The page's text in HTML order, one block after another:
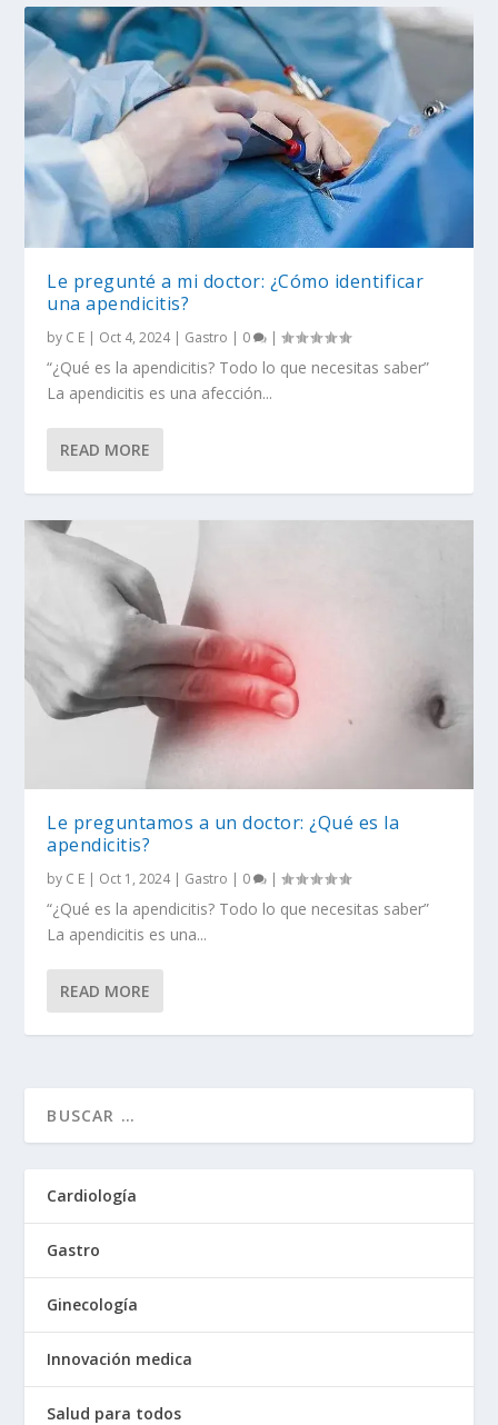
Le preguntamos a un doctor: ¿Qué es la
apendicitis...
Le pregunté a mi doctor: ¿Cómo identificar
una apendicitis?
by C E | Oct 4, 2024| Gastro | 0 |
“¿Qué es la apendicitis? Todo lo que necesitas saber”
La apendicitis es una afección...
READ MORE
Le preguntamos a un doctor: ¿Qué es la
apendicitis?
by C E | Oct 1, 2024| Gastro | 0 |
“¿Qué es la apendicitis? Todo lo que necesitas saber”
La apendicitis es una...
READ MORE
Cardiología
Gastro
Ginecología
Innovación medica
Salud para todos